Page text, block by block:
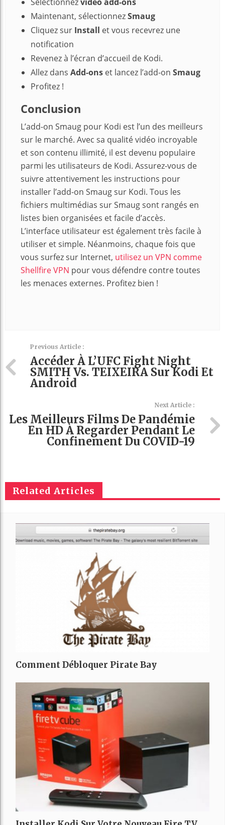
Maintenant, sélectionnezSmaug
Cliquez sur Install et vous recevrez une
notification
Revenez à l’écran d’accueil de Kodi.
Allez dans Add-ons et lancez l’add-on Smaug
Profitez !
Conclusion
L’add-on Smaug pour Kodi est l’un des meilleurs
sur le marché. Avec sa qualité vidéo incroyable
et son contenu illimité, il est devenu populaire
parmi les utilisateurs de Kodi. Assurez-vous de
suivre attentivement les instructions pour
installer l’add-on Smaug sur Kodi. Tous les
fichiers multimédias sur Smaug sont rangés en
listes bien organisées et facile d’accès.
L’interface utilisateur est également très facile à
utiliser et simple. Néanmoins, chaque fois que
vous surfez sur Internet, utilisez un VPN comme
Shellfire VPN pour vous défendre contre toutes
les menaces externes. Profitez bien !
Previous Article :
Accéder À L’UFC Fight Night
SMITH Vs. TEIXEIRA Sur Kodi Et
Android
Next Article :
Les Meilleurs Films De Pandémie
En HD À Regarder Pendant Le
Confinement Du COVID-19
Related Articles
Comment Débloquer Pirate Bay